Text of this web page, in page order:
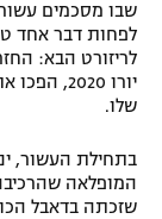
תקנון עבור פעילות
גיימינג E-Sports
תנאי שימוש
מדיניות
בייסבול MLB
ספורט אתגרי
גיימינג E-Sports
שבו מסכמים
לפחות דבר אחד
לריזורט הבא:
יורו
שלו.
המופלאה
שזכתה בדאבל